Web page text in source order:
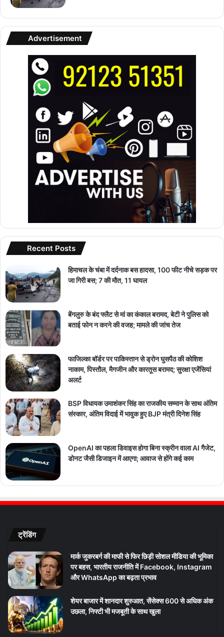
Advertisement
Recent Posts
हिमाचल के चंबा में दर्दनाक बस हादसा, 100 फीट नीचे सड़क पर
जा गिरी बस; 7 की मौत, 11 घायल
बेंगलुरु के बंद फ्लैट से मां का कंकाल बरामद, बेटी ने पुलिस को
बताई फोन न करने की वजह; मामले की जांच तेज
फाजिल्का बॉर्डर पर पाकिस्तान से ड्रोन घुसपैठ की कोशिश
नाकाम, पिस्तौल, मैगजीन और कारतूस बरामद; सुरक्षा एजेंसियां
अलर्ट
BSP विधायक उमाशंकर सिंह का राजकीय सम्मान के साथ अंतिम
संस्कार, अंतिम विदाई में भावुक हुए BJP मंत्री दिनेश सिंह
OpenAI का पहला डिवाइस होगा बिना स्क्रीन वाला AI गैजेट,
डोनट जैसी डिजाइन में आएगा; आवाज से होंगे कई काम
ट्रेंडिंग
मार्क जुकरबर्ग की माफी से फिर छिड़ी सोशल मीडिया की भूमिका
पर बहस, भारतीय राजनीति में Facebook, Instagram
और WhatsApp का बढ़ता प्रभाव
शेयर बाजार में शानदार शुरुआत, सेंसेक्स 600 से अधिक अंक
उछला, निफ्टी भी मजबूती के साथ खुला